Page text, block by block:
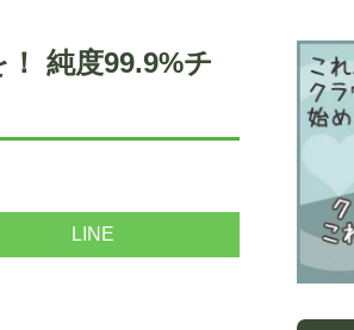
純度99.9%チ
LINE